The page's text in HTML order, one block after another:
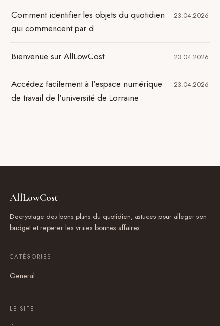
Comment identifier les objets du quotidien
qui commencent par d
23.04.2026
Bienvenue sur AllLowCost 23.04.2026
Accédez facilement à l'espace numérique
de travail de l'université de Lorraine
23.04.2026
AllLowCost
Decryptage des bons plans du quotidien, astuces pour alleger son
budget et reperer les vraies bonnes affaires.
CATÉGORIES
General
LE SITE